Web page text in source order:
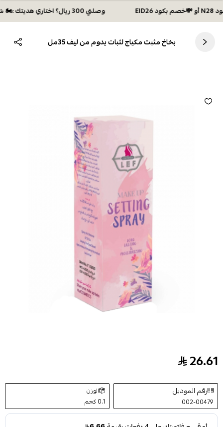
وصلتي 300 ريال؟ اختاري هديتك :🏍 شحن مجاني بكود N28 أو 💸خصم بكود EID26
بخاخ مثبت مكياج لثبات يدوم من ليف 35مل
بخاخ مثبت مكياج لثبات يدوم من ليف 35مل
26.61
رقم الموديل
002-00479
الوزن
0.1 كجم